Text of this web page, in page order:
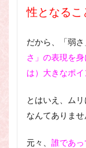
性となるこ
だから、「弱さ
さ」の表現を
は）大きなポイ
とはいえ、ム
なんてありませ
元々、 誰であっ